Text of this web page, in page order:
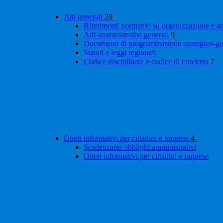
Atti generali 20
Riferimenti normativi su organizzazione e
Atti amministrativi generali 9
Documenti di programmazione strategico-
Statuti e leggi regionali
Codice disciplinare e codice di condotta 7
Oneri informativi per cittadini e imprese 4
Scadenzario obblighi amministrativi
Oneri informativi per cittadini e imprese